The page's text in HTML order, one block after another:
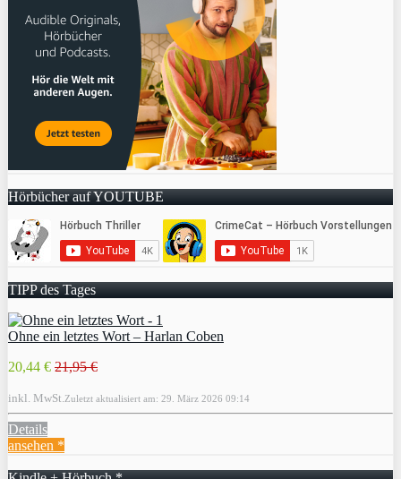
Hörbücher auf YOUTUBE
TIPP des Tages
Ohne ein letztes Wort – Harlan Coben
20,44 € 21,95 €
inkl. MwSt. Zuletzt aktualisiert am: 29. März 2026 09:14
Details
ansehen *